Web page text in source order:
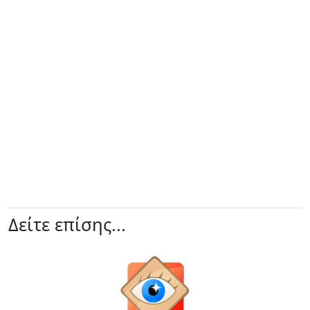
Δείτε επίσης...